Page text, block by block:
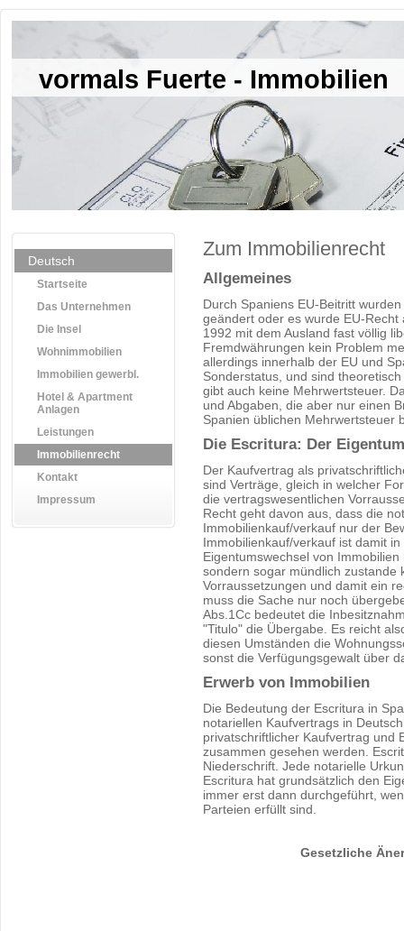
vormals Fuerte - Immobilien
Deutsch
Startseite
Das Unternehmen
Die Insel
Wohnimmobilien
Immobilien gewerbl.
Hotel & Apartment
Anlagen
Leistungen
Immobilienrecht
Kontakt
Impressum
Zum Immobilienrecht
Allgemeines
Durch Spaniens EU-Beitritt
geändert oder es wurde EU-
1992 mit dem Ausland fast völlig
Fremdwährungen kein Problem
allerdings innerhalb der EU und
Sonderstatus, und sind
gibt auch keine Mehrwertsteuer.
und Abgaben, die aber nur einen
Spanien üblichen Mehrwertsteuer
Die Escritura: Der
Der Kaufvertrag als
sind Verträge, gleich in welcher
die vertragswesentlichen
Recht geht davon aus, dass die
Immobilienkauf/verkauf nur der
Immobilienkauf/verkauf ist damit
Eigentumswechsel von
sondern sogar mündlich zustande
Vorraussetzungen und damit ein
muss die Sache nur noch
Abs.1Cc bedeutet die
"Titulo" die Übergabe. Es reicht
diesen Umständen die
sonst die Verfügungsgewalt über
Erwerb von Immobilien
Die Bedeutung der Escritura in
notariellen Kaufvertrags in
privatschriftlicher Kaufvertrag und
zusammen gesehen werden.
Niederschrift. Jede notarielle
Escritura hat grundsätzlich den
immer erst dann durchgeführt,
Parteien erfüllt sind.
Gesetzliche